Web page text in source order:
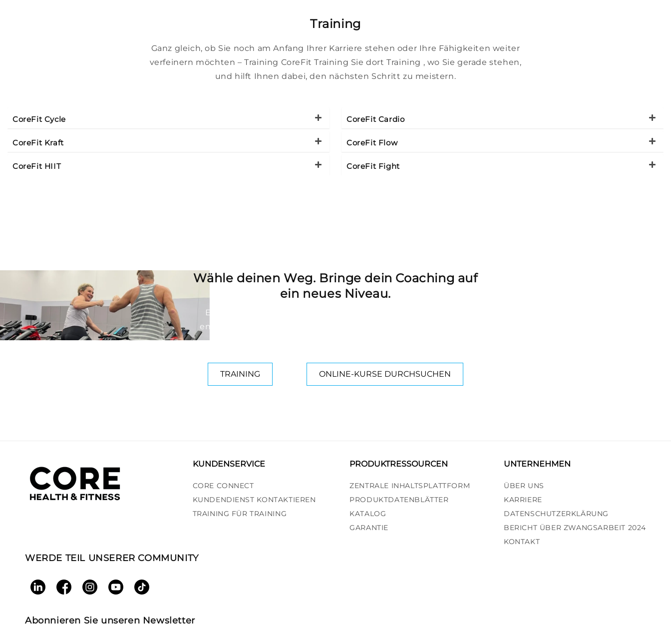
Training
Ganz gleich, ob Sie noch am Anfang Ihrer Karriere stehen oder Ihre Fähigkeiten weiter
verfeinern möchten – Training CoreFit Training Sie dort Training , wo Sie gerade stehen,
und hilft Ihnen dabei, den nächsten Schritt zu meistern.
CoreFit Cycle CoreFit Cardio
CoreFit Kraft CoreFit Flow
CoreFit HIIT CoreFit Fight
Wähle deinen Weg. Bringe dein Coaching auf
ein neues Niveau.
Erwerben Sie Fähigkeiten, die Sie sofort anwenden können –
entweder live bei unseren Master-Trainern oder online in Ihrem
TRAINING ONLINE-KURSE DURCHSUCHEN
KUNDENSERVICE
CORE CONNECT
KUNDENDIENST KONTAKTIEREN
TRAINING FÜR TRAINING
PRODUKTRESSOURCEN
ZENTRALE INHALTSPLATTFORM
PRODUKTDATENBLÄTTER
KATALOG
GARANTIE
UNTERNEHMEN
ÜBER UNS
KARRIERE
DATENSCHUTZERKLÄRUNG
BERICHT ÜBER ZWANGSARBEIT 2024
KONTAKT
WERDE TEIL UNSERER COMMUNITY
LinkedInFacebookInstagramYouTubeTikTok
Abonnieren Sie unseren Newsletter